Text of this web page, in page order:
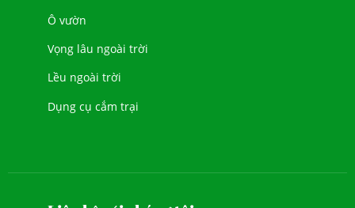
Ô vườn
Vọng lâu ngoài trời
Lều ngoài trời
Dụng cụ cắm trại